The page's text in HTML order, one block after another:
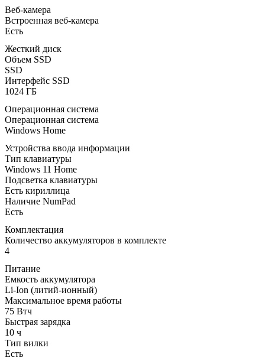
Веб-камера
Встроенная веб-камера
Есть
Жесткий диск
Объем SSD
SSD
Интерфейс SSD
1024 ГБ
Операционная система
Операционная система
Windows Home
Устройства ввода информации
Тип клавиатуры
Windows 11 Home
Подсветка клавиатуры
Есть кириллица
Наличие NumPad
Есть
Комплектация
Количество аккумуляторов в комплекте
4
Питание
Емкость аккумулятора
Li-Ion (литий-ионный)
Максимальное время работы
75 Втч
Быстрая зарядка
10 ч
Тип вилки
Есть